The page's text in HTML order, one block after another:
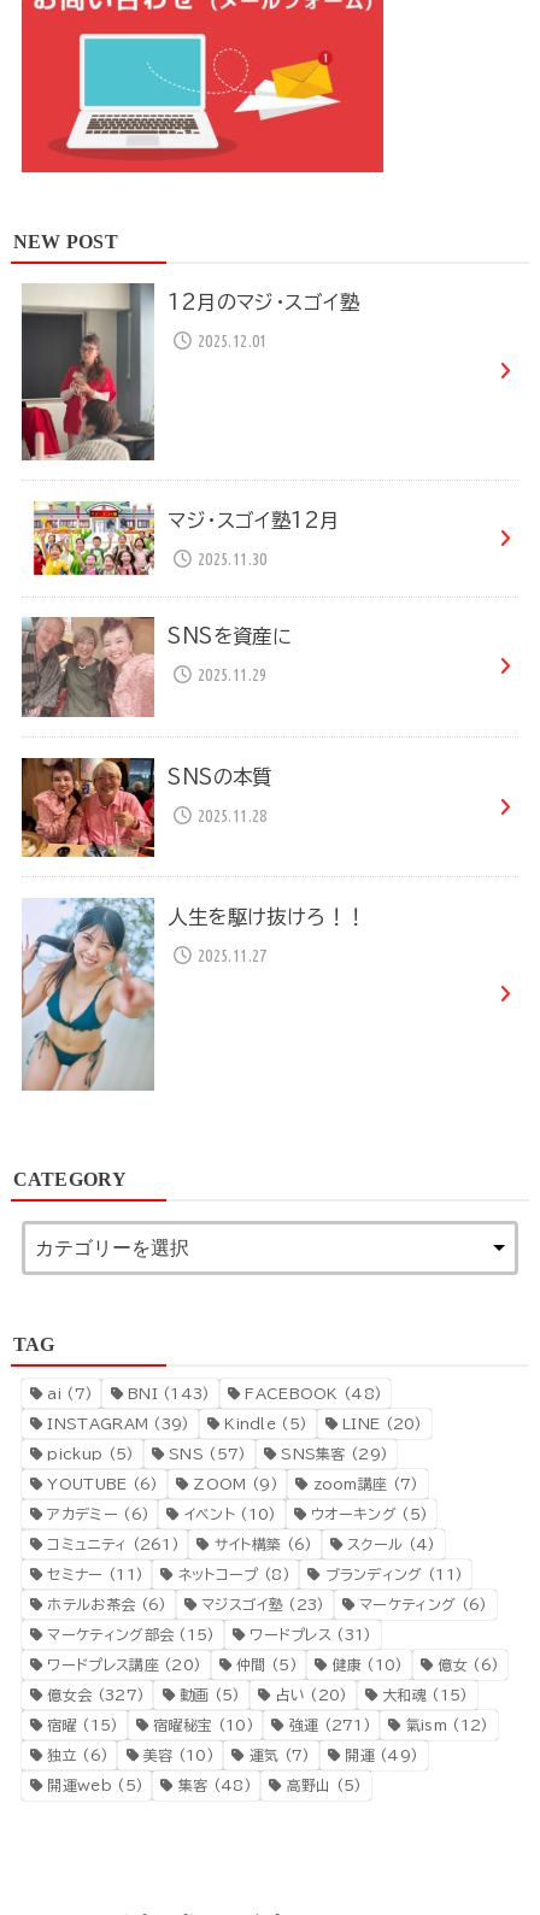
NEW POST
12月のマジ・スゴイ塾
2025.12.01
マジ・スゴイ塾12月
2025.11.30
SNSを資産に
2025.11.29
SNSの本質
2025.11.28
人生を駆け抜けろ！！
2025.11.27
CATEGORY
TAG
ai (7) BNI(143) FACEBOOK (48)
INSTAGRAM (39) Kindle (5) LINE (20)
pickup (5) SNS (57) SNS集客 (29)
YOUTUBE (6) ZOOM (9) zoom講座 (7)
アカデミー (6) イベント (10) ウオーキング (5)
コミュニティ (261) サイト構築 (6) スクール (4)
セミナー (11) ネットコープ (8) ブランディング (11)
ホテルお茶会 (6) マジスゴイ塾(23) マーケティング (6)
マーケティング部会 (15) ワードプレス (31)
ワードプレス講座(20) 仲間 (5) 健康 (10) 億女(6)
億女会 (327) 動画 (5) 占い (20) 大和魂 (15)
宿曜 (15) 宿曜秘宝 (10) 強運 (271) 氣ism (12)
独立 (6) 美容 (10) 運気 (7) 開運(49)
開運web (5) 集客 (48) 高野山 (5)